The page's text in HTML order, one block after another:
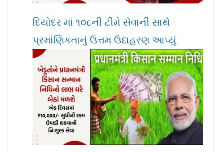
દિયોદર માં ૧૦૮ની ટીમે સેવાની સાથે
પ્રમાંણિકતાનું ઉત્તમ ઉદાહરણ આપ્યું